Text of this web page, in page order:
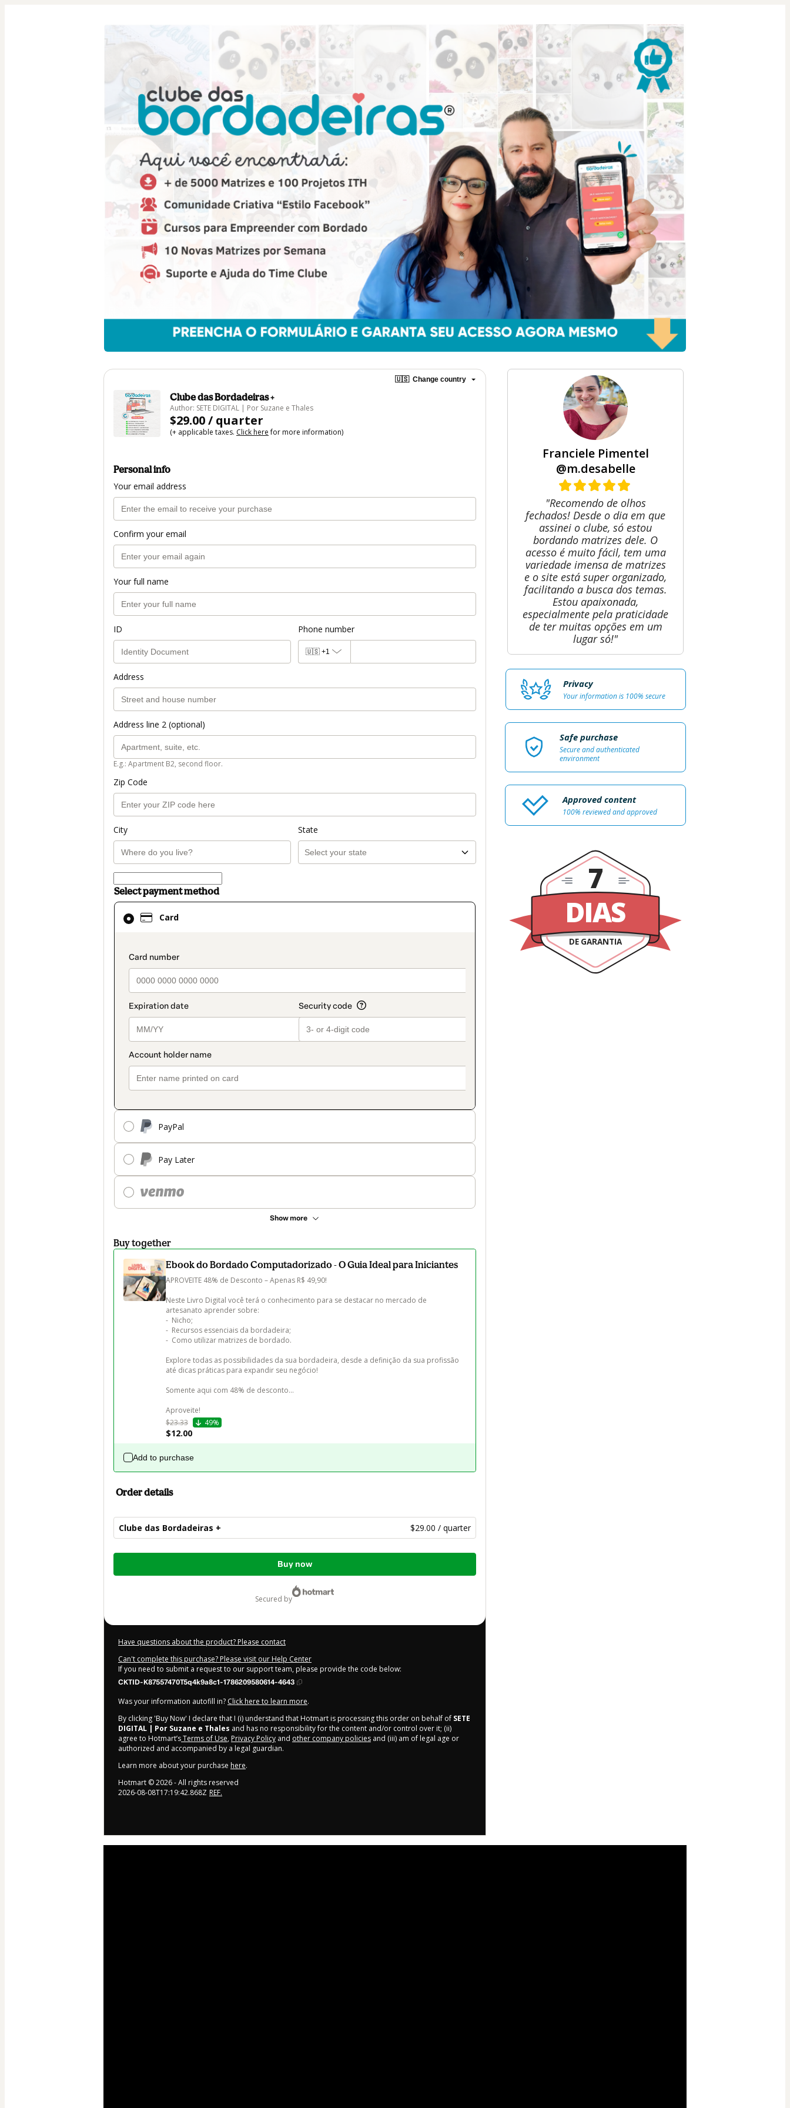
🇺🇸 Change country
Clube das Bordadeiras +
Author: SETE DIGITAL | Por Suzane e Thales
$29.00 / quarter
(+ applicable taxes. Click herefor more information)
Personal info
Your email address
Confirm your email
Your full name
ID Phone number
🇺🇸 +1
Address
Address line 2 (optional)
E.g.: Apartment B2, second floor.
Zip Code
City State
Select payment method
Card
payment_data.section_title_v2
PayPal
Pay Later
Show more
Card
selected
method
Buy together
Ebook do Bordado Computadorizado - O Guia Ideal para Iniciantes
APROVEITE 48% de Desconto – Apenas R$ 49,90!
Neste Livro Digital você terá o conhecimento para se destacar no mercado de
artesanato aprender sobre:
-  Nicho;
-  Recursos essenciais da bordadeira;
-  Como utilizar matrizes de bordado.
Explore todas as possibilidades da sua bordadeira, desde a definição da sua profissão
até dicas práticas para expandir seu negócio!
Somente aqui com 48% de desconto…
Aproveite!
$23.33
49%
$12.00
Add to purchase
Order details
Clube das Bordadeiras + $29.00 / quarter
Total
Buy now
secured by
Have questions about the product? Please contact
Can't complete this purchase? Please visit our Help Center
If you need to submit a request to our support team, please provide the code below:
CKTID-K87557470T5q4k9a8c1-1786209580614-4643
Was your information autofill in? Click here to learn more.
By clicking 'Buy Now' I declare that I (i) understand that Hotmart is processing this order on behalf of SETE
DIGITAL | Por Suzane e Thales and has no responsibility for the content and/or control over it; (ii)
agree to Hotmart’sTerms of Use, Privacy Policy and other company policies and (iii) am of legal age or
authorized and accompanied by a legal guardian.
Learn more about your purchase here.
Hotmart ©2026- All rights reserved
2026-08-08T17:19:42.868Z REF.
Franciele Pimentel
@m.desabelle
"Recomendo de olhos
fechados! Desde o dia em que
assinei o clube, só estou
bordando matrizes dele. O
acesso é muito fácil, tem uma
variedade imensa de matrizes
e o site está super organizado,
facilitando a busca dos temas.
Estou apaixonada,
especialmente pela praticidade
de ter muitas opções em um
lugar só!"
Privacy
Your information is 100% secure
Safe purchase
Secure and authenticated
environment
Approved content
100% reviewed and approved
DIAS
DE GARANTIA
7